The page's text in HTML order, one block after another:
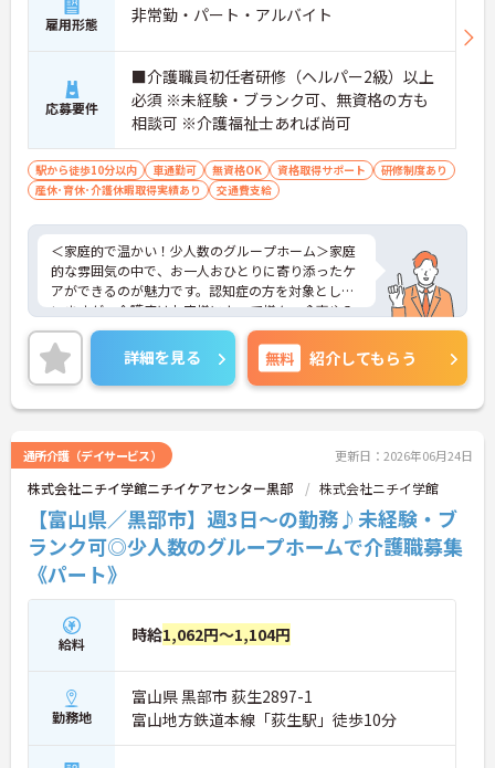
雇用形態 非常勤・パート・アルバイト
応募要件
■介護職員初任者研修（ヘルパー2級）以上
必須 ※未経験・ブランク可、無資格の方も
相談可 ※介護福祉士あれば尚可
駅から徒歩10分以内 車通勤可 無資格OK 資格取得サポート
研修制度あり
産休･育休･介護休暇取得実績あり
交通費支給
＜家庭的で温かい！少人数のグループホーム＞家庭
的な雰囲気の中で、お一人おひとりに寄り添ったケ
アができるのが魅力です。認知症の方を対象として
いますが、介護度はお客様によって様々。食事や入
浴、排泄などの日常生活を支援しながら、まるで家
族のように温かい時間を共有できます。「流れ作業
ではなく、じっくりと人と向き合いたい」という方
にぴったりの環境です。
＜柔軟な働き方ができる＞プライベートを大切にし
から勤務可能で、働ける時間や日数は相談に乗って
もらえます。また、子ども手当（10～18歳対象）も
用意されており、子育て世代を応援する仕組みが整
っているのも嬉しいポイントです。
詳細を見る 無料 紹介してもらう
通所介護（デイサービス） 更新日：2026年06月24日
株式会社ニチイ学館ニチイケアセンター黒部 株式会社ニチイ学館
【富山県／黒部市】週3日～の勤務♪未経験・ブ
ランク可◎少人数のグループホームで介護職募集
《パート》
給料 時給1,062円～1,104円
勤務地
富山県 黒部市 荻生2897-1
富山地方鉄道本線「荻生駅」徒歩10分